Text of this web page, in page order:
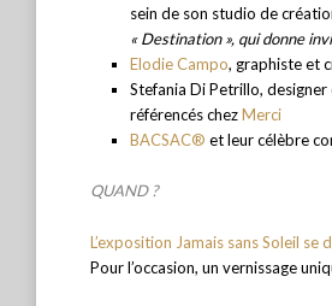
sein de son studio de
« Destination », qui donne
Elodie Campo, graphiste et
Stefania Di Petrillo, designer
référencés chezMerci
BACSAC® et leur célèbre
QUAND ?
L’exposition Jamais sans Soleil se
Pour l’occasion, un vernissage